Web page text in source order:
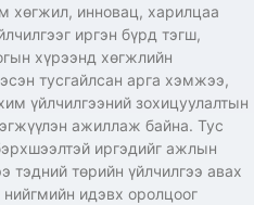
инновац, харилцаа
иргэн бүрд тэгш,
хүрээнд хөгжлийн
тусгайлсан арга хэмжээ,
үйлчилгээний зохицуулалтын
ажиллаж байна. Тус
иргэдийг ажлын
тэдний төрийн үйлчилгээ авах
идэвх оролцоог